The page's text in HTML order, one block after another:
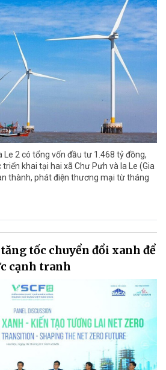
Le 2 có tổng vốn đầu tư 1.468 tỷ đồng,
khai tại hai xã Chư Pưh và Ia Le (Gia
thành, phát điện thương mại từ tháng
tốc chuyển đổi xanh để
cạnh tranh